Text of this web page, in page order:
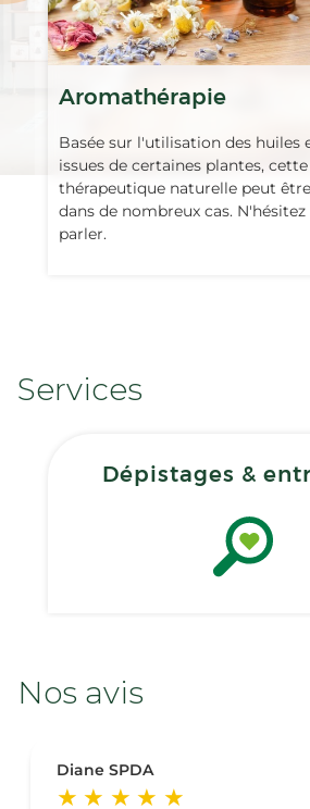
Aromathérapie
Basée sur l'utilisation des huiles
issues de certaines plantes,
thérapeutique naturelle peut
dans de nombreux cas. N'hésitez
parler.
Services
Dépistages &
Nos avis
Diane SPDA